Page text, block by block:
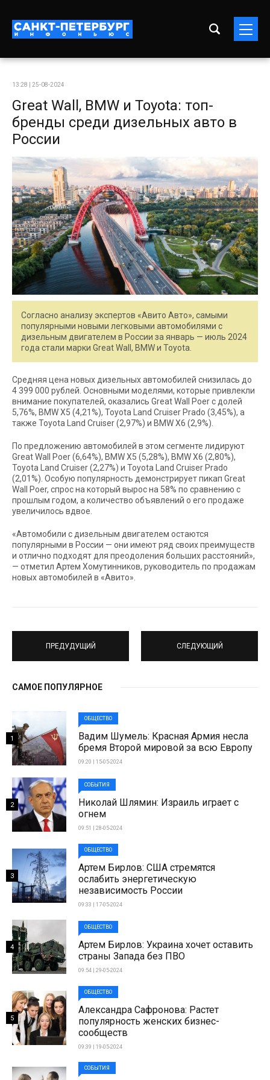
13:28 | 25-08-2024
Great Wall, BMW и Toyota: топ-
бренды среди дизельных авто в
России
Согласно анализу экспертов «Авито Авто», самыми
популярными новыми легковыми автомобилями с
дизельным двигателем в России за январь — июль 2024
года стали марки Great Wall, BMW и Toyota.
Средняя цена новых дизельных автомобилей снизилась до
4 399 000 рублей. Основными моделями, которые привлекли
внимание покупателей, оказались Great Wall Poer с долей
5,76%, BMW X5 (4,21%), Toyota Land Cruiser Prado (3,45%), а
также Toyota Land Cruiser (2,97%) и BMW X6 (2,9%).
По предложению автомобилей в этом сегменте лидируют
Great Wall Poer (6,64%), BMW X5 (5,28%), BMW X6 (2,80%),
Toyota Land Cruiser (2,27%) и Toyota Land Cruiser Prado
(2,01%). Особую популярность демонстрирует пикап Great
Wall Poer, спрос на который вырос на 58% по сравнению с
прошлым годом, а количество объявлений о его продаже
увеличилось вдвое.
«Автомобили с дизельным двигателем остаются
популярными в России — они имеют ряд своих преимуществ
и отлично подходят для преодоления больших расстояний»,
— отметил Артем Хомутинников, руководитель по продажам
новых автомобилей в «Авито».
ПРЕДУДУЩИЙ СЛЕДУЮЩИЙ
САМОЕ ПОПУЛЯРНОЕ
ОБЩЕСТВО
Вадим Шумель: Красная Армия несла
бремя Второй мировой за всю Европу
09:20 | 15-05-2024
1
СОБЫТИЯ
Николай Шлямин: Израиль играет с
огнем
09:51 | 28-05-2024
2
ОБЩЕСТВО
Артем Бирлов: США стремятся
ослабить энергетическую
независимость России
09:33 | 17-05-2024
3
ОБЩЕСТВО
Артем Бирлов: Украина хочет оставить
страны Запада без ПВО
09:54 | 29-05-2024
4
ОБЩЕСТВО
Александра Сафронова: Растет
популярность женских бизнес-
сообществ
09:39 | 19-05-2024
5
СОБЫТИЯ